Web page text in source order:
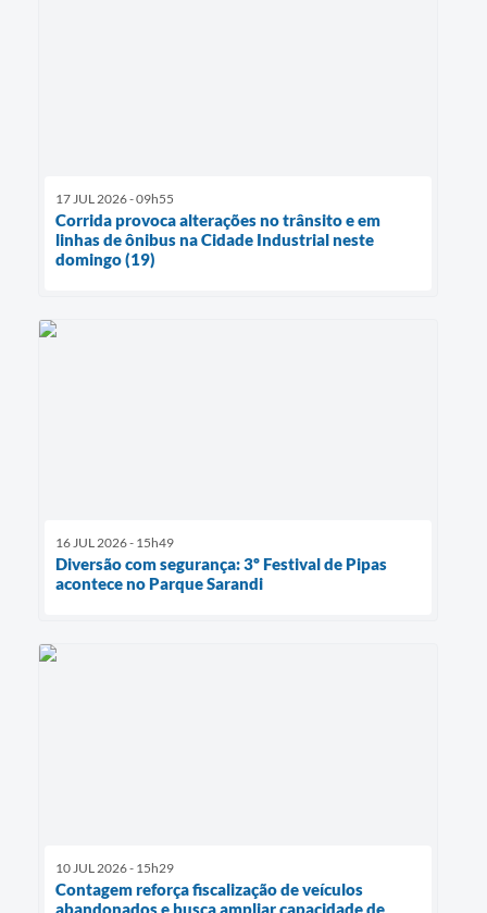
17 JUL 2026 - 09h55
Corrida provoca alterações no trânsito e em
linhas de ônibus na Cidade Industrial neste
domingo (19)
16 JUL 2026 - 15h49
Diversão com segurança: 3º Festival de Pipas
acontece no Parque Sarandi
10 JUL 2026 - 15h29
Contagem reforça fiscalização de veículos
abandonados e busca ampliar capacidade de